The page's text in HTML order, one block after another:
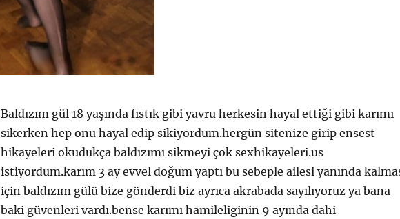
Baldızım gül 18 yaşında fıstık gibi yavru herkesin hayal ettiği gibi karımı
sikerken hep onu hayal edip sikiyordum.hergün sitenize girip ensest
hikayeleri okudukça baldızımı sikmeyi çok sexhikayeleri.us
istiyordum.karım 3 ay evvel doğum yaptı bu sebeple ailesi yanında
için baldızım gülü bize gönderdi biz ayrıca akrabada sayılıyoruz ya bana
baki güvenleri vardı.bense karımı hamileliginin 9 ayında dahi